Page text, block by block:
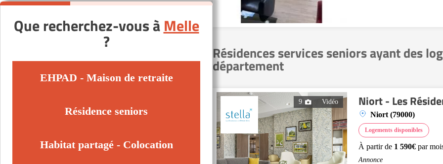
Résidences services seniors ayant des
département
9 Vidéo Niort - Les
Niort (79000)
Logements disponibles
À partir de 1 590€ par
Annonce
Que recherchez-vous àMelle
?
EHPAD - Maison de retraite
Résidence seniors
Habitat partagé - Colocation